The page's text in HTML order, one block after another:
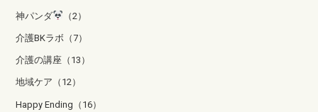
神パンダ （2）
介護BKラボ（7）
介護の講座（13）
地域ケア（12）
Happy Ending（16）